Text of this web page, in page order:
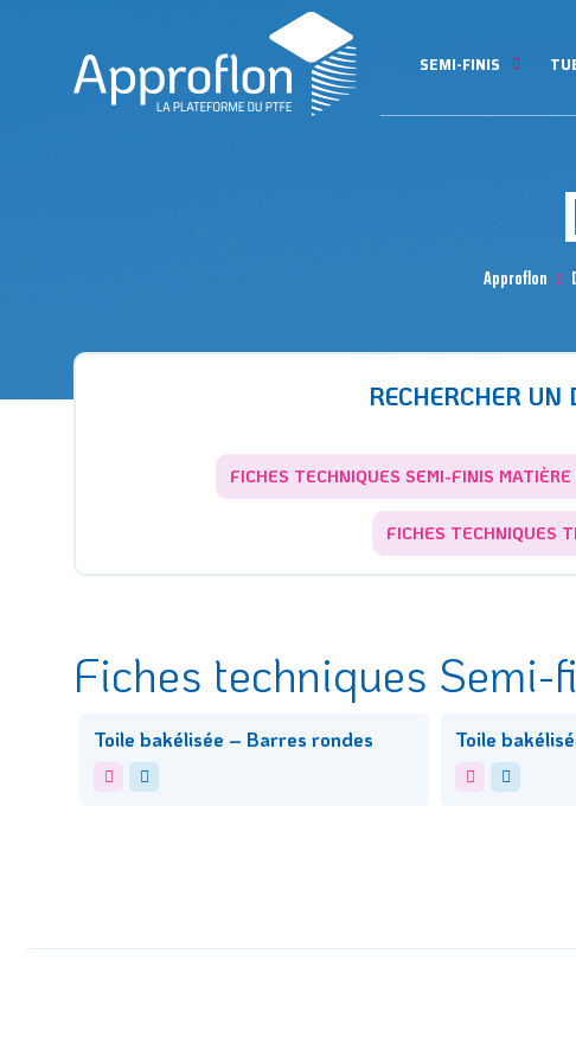
SEMI-FINIS
Approflon
RECHERCHER UN
FICHES TECHNIQUES SEMI-FINIS MATIÈRE
FICHES TECHNIQUES
Fiches techniques Semi-
Toile bakélisée – Barres rondes Toile